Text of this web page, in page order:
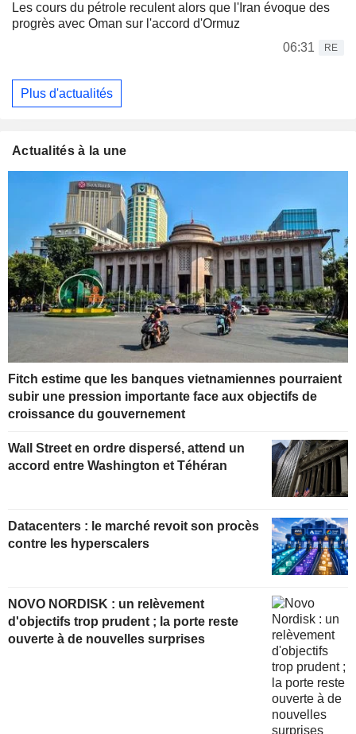
Les cours du pétrole reculent alors que l'Iran évoque des
progrès avec Oman sur l'accord d'Ormuz
06:31
RE
Plus d'actualités
Actualités à la une
Fitch estime que les banques vietnamiennes pourraient
subir une pression importante face aux objectifs de
croissance du gouvernement
Wall Street en ordre dispersé, attend un
accord entre Washington et Téhéran
Datacenters : le marché revoit son procès
contre les hyperscalers
NOVO NORDISK : un relèvement
d'objectifs trop prudent ; la porte reste
ouverte à de nouvelles surprises